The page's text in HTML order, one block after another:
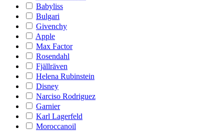
Babyliss
Bulgari
Givenchy
Apple
Max Factor
Rosendahl
Fjällräven
Helena Rubinstein
Disney
Narciso Rodriguez
Garnier
Karl Lagerfeld
Moroccanoil